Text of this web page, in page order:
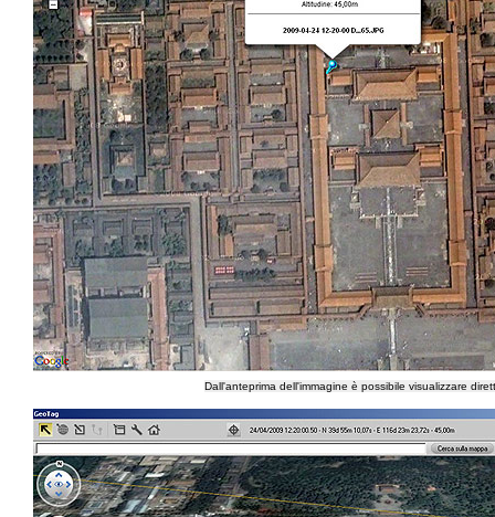
Dall'anteprima dell'immagine è possibile visualizzare